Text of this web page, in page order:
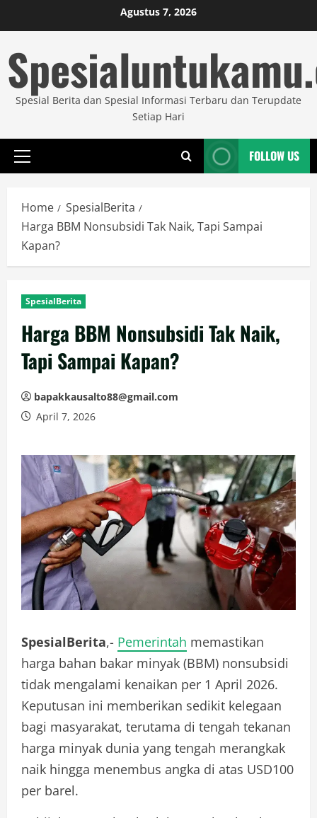
to
Agustus 7, 2026
Spesial Berita dan Spesial Informasi Terbaru dan Terupdate
Setiap Hari
Primary
FOLLOW US
Home
SpesialBerita
Harga BBM Nonsubsidi Tak Naik, Tapi Sampai
Kapan?
SpesialBerita
Harga BBM Nonsubsidi Tak Naik,
Tapi Sampai Kapan?
bapakkausalto88@gmail.com
April 7, 2026
SpesialBerita,- Pemerintah memastikan
harga bahan bakar minyak (BBM) nonsubsidi
tidak mengalami kenaikan per 1 April 2026.
Keputusan ini memberikan sedikit kelegaan
bagi masyarakat, terutama di tengah tekanan
harga minyak dunia yang tengah merangkak
naik hingga menembus angka di atas USD100
per barel.